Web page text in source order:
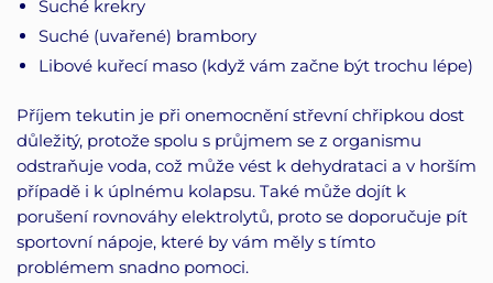
Suché krekry
Suché (uvařené) brambory
Libové kuřecí maso (když vám začne být trochu lépe)
Příjem tekutin je při onemocnění střevní chřipkou dost
důležitý, protože spolu s průjmem se z organismu
odstraňuje voda, což může vést k dehydrataci a v horším
případě i k úplnému kolapsu. Také může dojít k
porušení rovnováhy elektrolytů, proto se doporučuje pít
sportovní nápoje, které by vám měly s tímto
problémem snadno pomoci.